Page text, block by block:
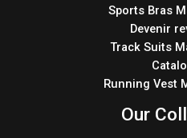
Sports Bras
Devenir
Track Suits
Running Vest
Our